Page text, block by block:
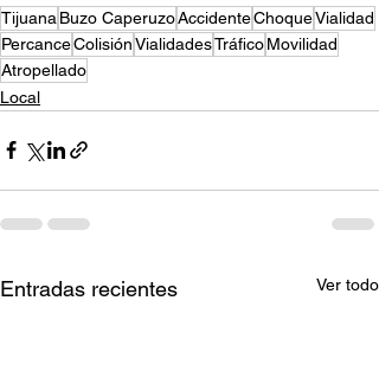
Tijuana Buzo CaperuzoAccidenteChoqueVialidad
PercanceColisiónVialidadesTráficoMovilidad
Atropellado
Local
Entradas recientes Ver todo